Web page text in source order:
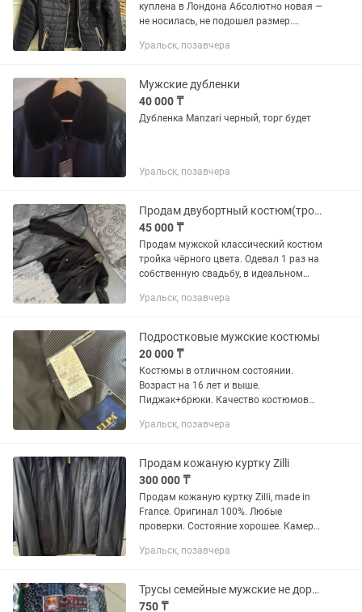
куплена в Лондона Абсолютно новая —
не носилась, не подошел размер.
теплую зиму. Плотная качественная
Уральск, позавчера
Мужские дубленки
40 000 ₸
Дубленка Manzari черный, торг будет
Уральск, позавчера
Продам двубортный костюм(тройка)
45 000 ₸
Продам мужской классический костюм
тройка чёрного цвета. Одевал 1 раз на
собственную свадьбу, в идеальном
примерно. Брал в Сити центре за
Уральск, позавчера
Подростковые мужские костюмы
20 000 ₸
Костюмы в отличном состоянии.
Возраст на 16 лет и выше.
Пиджак+брюки. Качество костюмов
выпускной. Цена 20000 тг за один
Уральск, позавчера
Продам кожаную куртку Zilli
300 000 ₸
Продам кожаную куртку Zilli, made in
France. Оригинал 100%. Любые
проверки. Состояние хорошее. Камера
Цена 300.000
Уральск, позавчера
Трусы семейные мужские не дорого
750 ₸